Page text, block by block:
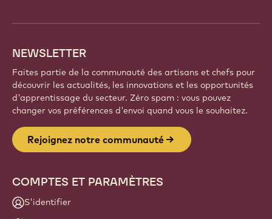
NEWSLETTER
Faites partie de la communauté des artisans et chefs pour
découvrir les actualités, les innovations et les opportunités
d'apprentissage du secteur. Zéro spam : vous pouvez
changer vos préférences d'envoi quand vous le souhaitez.
Rejoignez notre communauté
COMPTES ET PARAMÈTRES
S'identifier